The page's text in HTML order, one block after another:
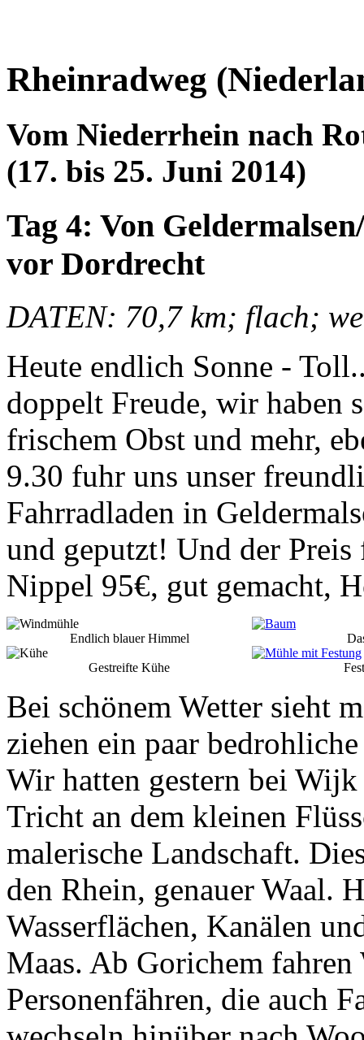
Rheinradweg
Vom Niederrhein nach
(17. bis 25. Juni 2014)
Tag 4: Von
vor Dordrecht
DATEN: 70,7 km; flach;
Heute endlich Sonne -
doppelt Freude, wir haben
frischem Obst und mehr,
9.30 fuhr uns unser
Fahrradladen in
und geputzt! Und der Preis
Nippel 95€, gut gemacht,
Endlich blauer Himmel
Gestreifte Kühe
Bei schönem Wetter sieht
ziehen ein paar
Wir hatten gestern bei
Tricht an dem kleinen
malerische Landschaft.
den Rhein, genauer Waal.
Wasserflächen, Kanälen
Maas. Ab Gorichem fahren
Personenfähren, die auch